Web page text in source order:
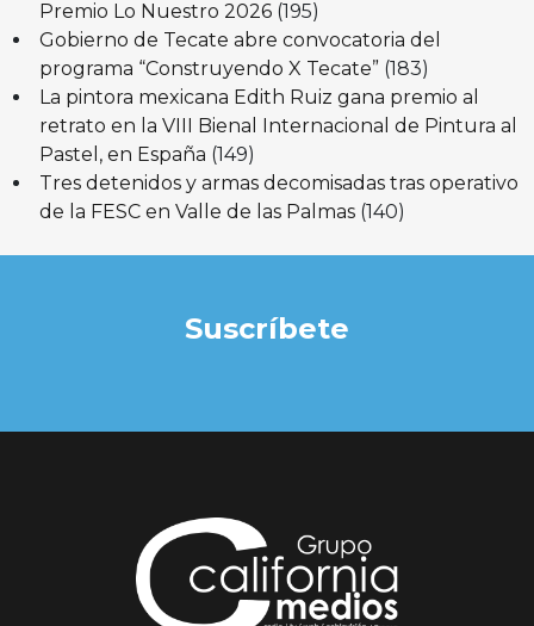
Premio Lo Nuestro 2026 (195)
Gobierno de Tecate abre convocatoria del
programa “Construyendo X Tecate” (183)
La pintora mexicana Edith Ruiz gana premio al
retrato en la VIII Bienal Internacional de Pintura al
Pastel, en España (149)
Tres detenidos y armas decomisadas tras operativo
de la FESC en Valle de las Palmas (140)
Suscríbete